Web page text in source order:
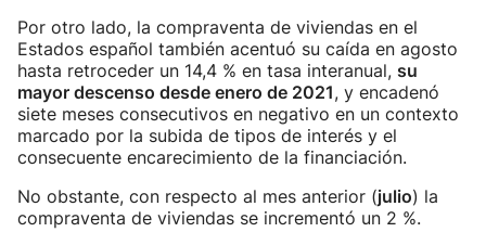
Por otro lado, la compraventa de viviendas en el
Estados español también acentuó su caída en agosto
hasta retroceder un 14,4 % en tasa interanual, su
mayor descenso desde enero de 2021, y encadenó
siete meses consecutivos en negativo en un contexto
marcado por la subida de tipos de interés y el
consecuente encarecimiento de la financiación.
No obstante, con respecto al mes anterior (julio) la
compraventa de viviendas se incrementó un 2 %.